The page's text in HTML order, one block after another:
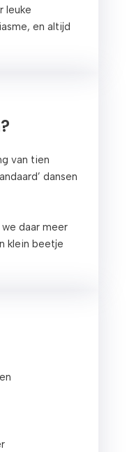
leuke
en altijd
van tien
dansen
daar meer
klein beetje